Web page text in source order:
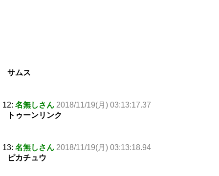
サムス
12: 名無しさん 2018/11/19(月) 03:13:17.37
トゥーンリンク
13: 名無しさん 2018/11/19(月) 03:13:18.94
ピカチュウ